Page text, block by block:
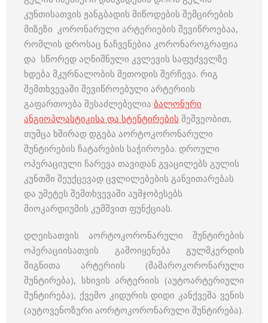
კუნთისათვის ჟანგბადის მიწოდების შემცირების
მიზეზი კორონარული არტერიების შევიწროებაა,
რომლის დროსაც ნაჩვენებია კორონაროგრაფია
და სწორედ აღნიშნული კვლევის საფუძველზე
ხდება მკურნალობის მეთოდის შერჩევა. რიგ
შემთხვევაში შევიწროებული არტერიის
გაფართოება შესაძლებელია ბალონური
ანგიოპლასტიკისა და სტენტირების მეშვეობით,
თუმცა ხშირად დგება აორტოკორონარული
შუნტირების ჩატარების საჭიროება. დროული
ოპერაციული ჩარევა თავიდან გვაცილებს გულის
კუნთში შეუქცევად ცვლილებების განვითარებას
და უმეტეს შემთხვევაში აუმჯობესებს
მიოკარდიუმის კუმშვით ფუნქციას.
დღეისათვის აორტოკორონარული შუნტირების
ოპერაციისათვის გამოიყენება გულმკერდის
შიგნითა არტერიის (მამაროკორონარული
შუნტირება), სხივის არტერიის (აუტოარტერიული
შუნტირება), ქვემო კიდურის დიდი კანქვეშა ვენის
(აუტოვენოზური აორტოკორონარული შუნტირება).